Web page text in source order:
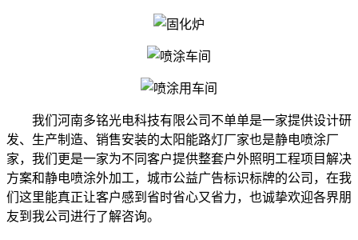
我们河南多铭光电科技有限公司不单单是一家提供设计研
发、生产制造、销售安装的太阳能路灯厂家也是静电喷涂厂
家，我们更是一家为不同客户提供整套户外照明工程项目解决
方案和静电喷涂外加工，城市公益广告标识标牌的公司，在我
们这里能真正让客户感到省时省心又省力，也诚挚欢迎各界朋
友到我公司进行了解咨询。